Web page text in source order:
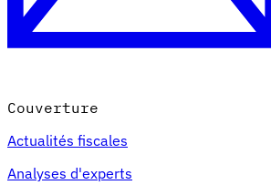
Couverture
Actualités fiscales
Analyses d'experts